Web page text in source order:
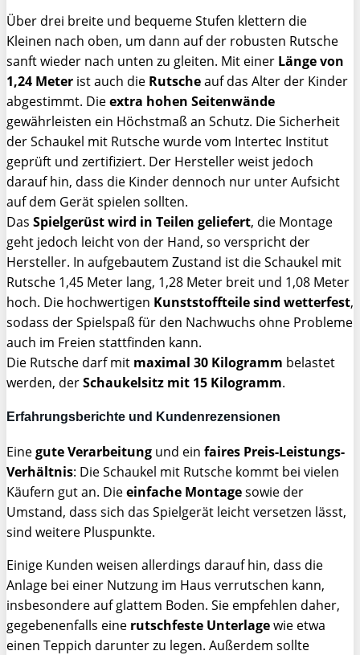
Über drei breite und bequeme Stufen klettern die
Kleinen nach oben, um dann auf der robusten Rutsche
sanft wieder nach unten zu gleiten. Mit einer Länge von
1,24 Meter ist auch die Rutscheauf das Alter der Kinder
abgestimmt. Dieextra hohen Seitenwände
gewährleisten ein Höchstmaß an Schutz. Die Sicherheit
der Schaukel mit Rutsche wurde vom Intertec Institut
geprüft und zertifiziert. Der Hersteller weist jedoch
darauf hin, dass die Kinder dennoch nur unter Aufsicht
auf dem Gerät spielen sollten.
Das Spielgerüst wird in Teilen geliefert, die Montage
geht jedoch leicht von der Hand, so verspricht der
Hersteller. In aufgebautem Zustand ist die Schaukel mit
Rutsche 1,45 Meter lang, 1,28 Meter breit und 1,08 Meter
hoch. Die hochwertigen Kunststoffteile sind wetterfest,
sodass der Spielspaß für den Nachwuchs ohne Probleme
auch im Freien stattfinden kann.
Die Rutsche darf mit maximal 30 Kilogramm belastet
werden, derSchaukelsitz mit 15 Kilogramm.
Erfahrungsberichte und Kundenrezensionen
Einegute Verarbeitung und ein faires Preis-Leistungs-
Verhältnis: Die Schaukel mit Rutsche kommt bei vielen
Käufern gut an. Dieeinfache Montagesowie der
Umstand, dass sich das Spielgerät leicht versetzen lässt,
sind weitere Pluspunkte.
Einige Kunden weisen allerdings darauf hin, dass die
Anlage bei einer Nutzung im Haus verrutschen kann,
insbesondere auf glattem Boden. Sie empfehlen daher,
gegebenenfalls eine rutschfeste Unterlagewie etwa
einen Teppich darunter zu legen. Außerdem sollte